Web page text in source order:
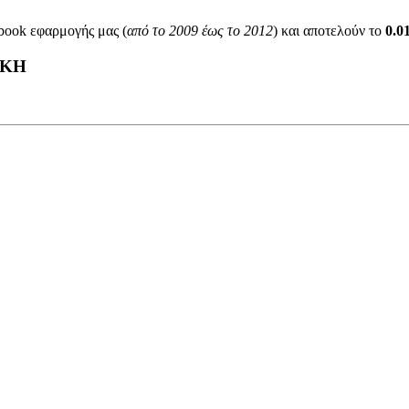
εφαρμογής μας (από το 2009 έως το 2012) και αποτελούν το